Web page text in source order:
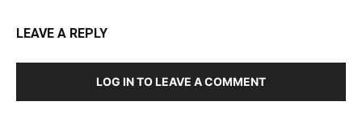
LEAVE A REPLY
LOG IN TO LEAVE A COMMENT